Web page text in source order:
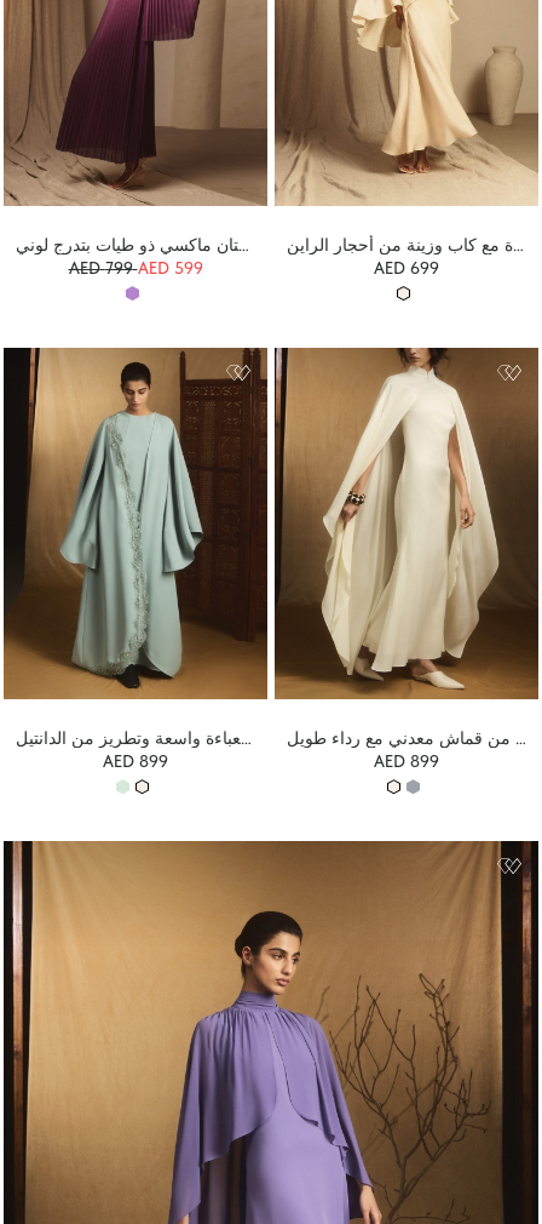
فستان ماكسي ذو طيات بتدرج لوني
AED 799 AED 599
فستان ماكسي مزخرف بنقشة مميزة مع كاب وزينة من أحجار الراين
AED 699
فستان طويل مزين بعباءة واسعة وتطريز من الدانتيل
AED 899
فستان ماكسي من قماش معدني مع رداء طويل
AED 899